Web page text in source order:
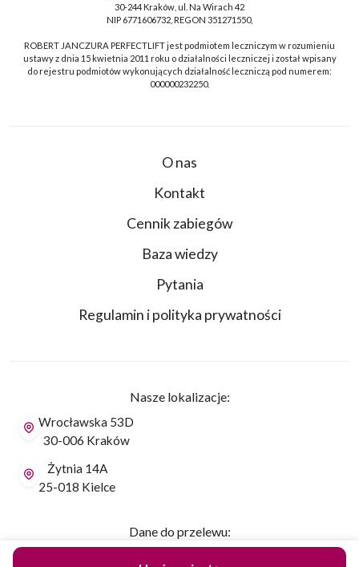
30-244 Kraków, ul. Na Wirach 42
NIP 6771606732, REGON 351271550,
ROBERT JANCZURA PERFECTLIFT jest podmiotem leczniczym w rozumieniu
ustawy z dnia 15 kwietnia 2011 roku o działalności leczniczej i został wpisany
do rejestru podmiotów wykonujących działalność leczniczą pod numerem:
000000232250.
O nas
Kontakt
Cennik zabiegów
Baza wiedzy
Pytania
Regulamin i polityka prywatności
Nasze lokalizacje:
Wrocławska 53D
30-006 Kraków
Żytnia 14A
25-018 Kielce
Dane do przelewu: